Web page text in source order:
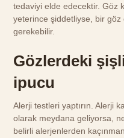
tedaviyi elde edecektir. Göz
yeterince şiddetliyse, bir
gerekebilir.
Gözlerdeki
ipucu
Alerji testleri yaptırın. Alerji
olarak meydana geliyorsa,
belirli alerjenlerden